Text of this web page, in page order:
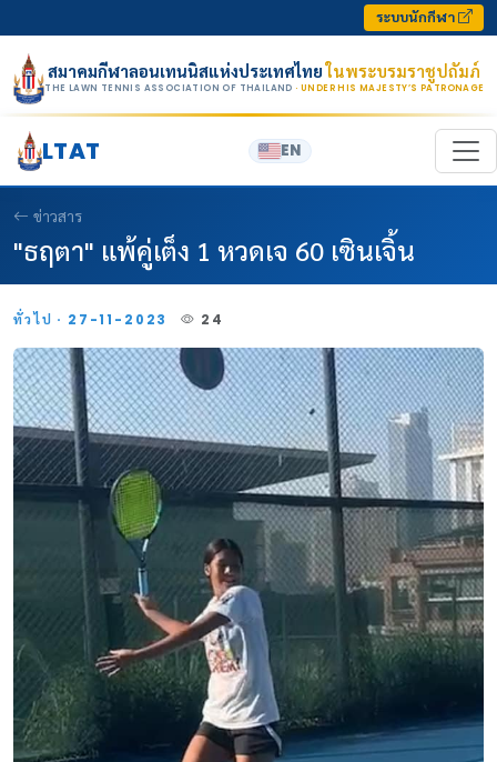
ระบบนักกีฬา
สมาคมกีฬาลอนเทนนิสแห่งประเทศไทยในพระบรมราชูปถัมภ์
THE LAWN TENNIS ASSOCIATION OF THAILAND · UNDER HIS MAJESTY’S PATRONAGE
LTAT EN
ข่าวสาร
"ธฤตา" แพ้คู่เต็ง 1 หวดเจ 60 เซินเจิ้น
ทั่วไป · 27-11-2023 24